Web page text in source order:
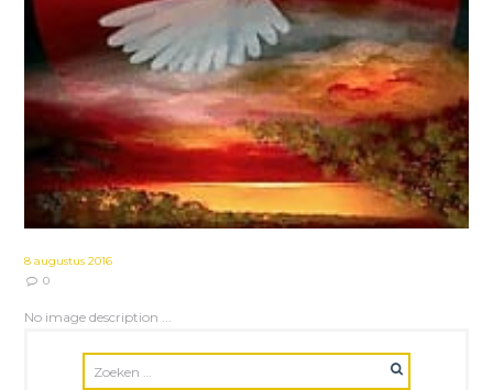
8 augustus 2016
0
No image description ...